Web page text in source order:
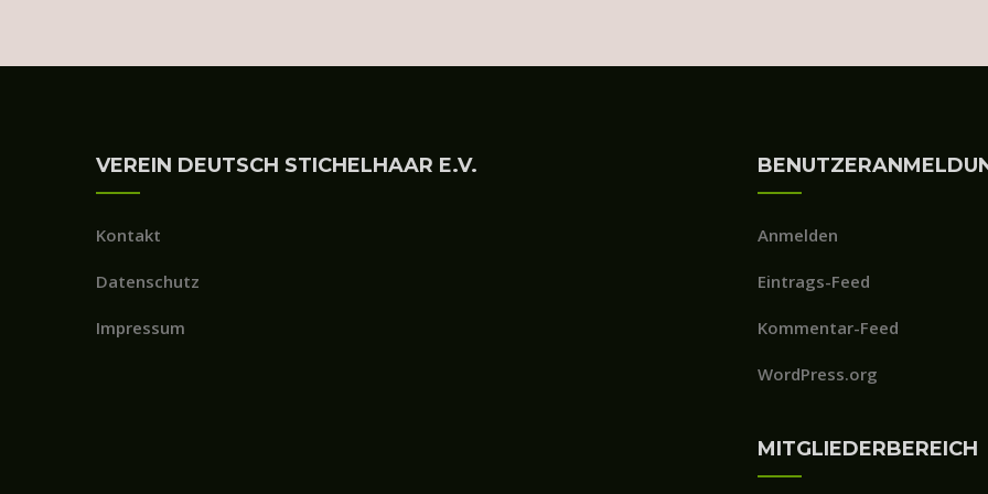
VEREIN DEUTSCH STICHELHAAR E.V.
Kontakt
Datenschutz
Impressum
Anmelden
Eintrags-Feed
Kommentar-Feed
WordPress.org
MITGLIEDERBEREICH